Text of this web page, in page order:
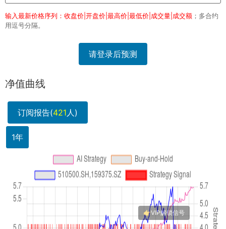
输入最新价格序列：收盘价|开盘价|最高价|最低价|成交量|成交额 ；多合约
用逗号分隔。
请登录后预测
净值曲线
订阅报告(421人)
1年